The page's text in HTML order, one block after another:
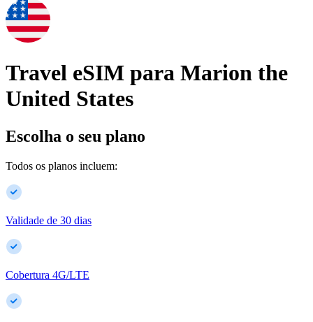
Travel eSIM para Marion the
United States
Escolha o seu plano
Todos os planos incluem:
Validade de 30 dias
Cobertura 4G/LTE